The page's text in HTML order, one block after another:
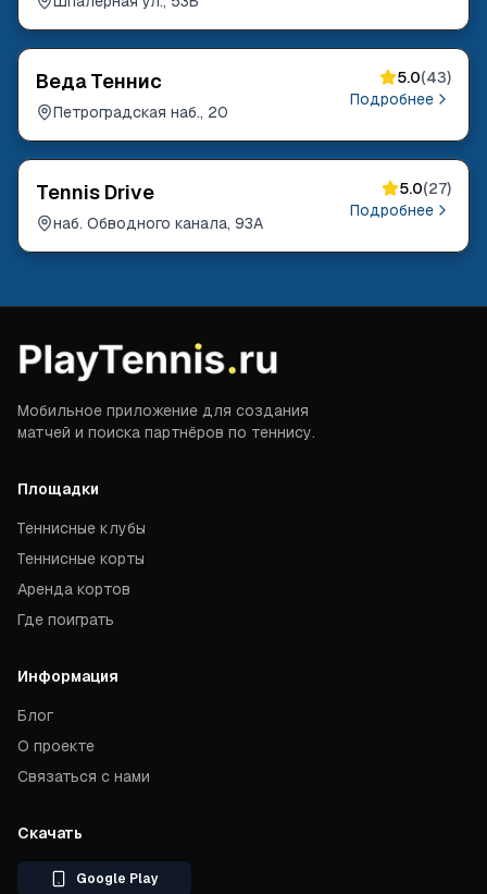
Веда Теннис
Петроградская наб., 20
5.0(43)
Подробнее
Tennis Drive
наб. Обводного канала, 93А
5.0(27)
Подробнее
Мобильное приложение для создания
матчей и поиска партнёров по теннису.
Площадки
Теннисные клубы
Теннисные корты
Аренда кортов
Где поиграть
Информация
Блог
О проекте
Связаться с нами
Скачать
Google Play